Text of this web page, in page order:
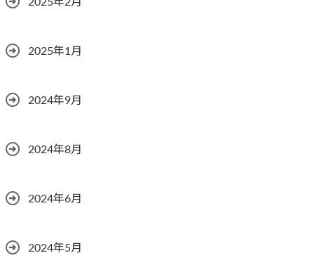
2025年1月
2024年9月
2024年8月
2024年6月
2024年5月